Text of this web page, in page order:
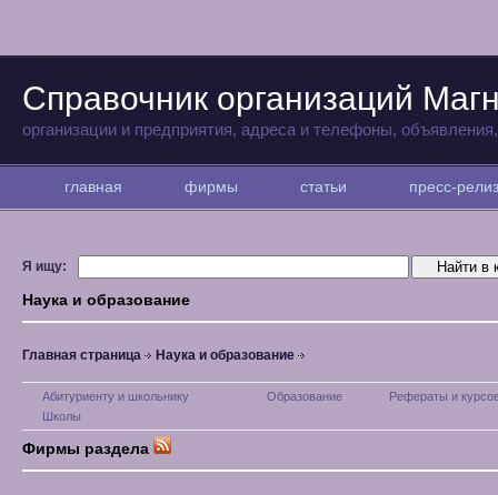
Справочник организаций
организации и предприятия, адреса и телефоны,
главная фирмы статьи пресс-
Я ищу:
Наука и образование
Главная страница Наука и образование
Абитуриенту и школьнику Образование
Рефераты и
Школы
Фирмы раздела